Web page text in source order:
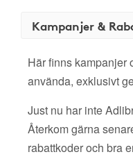
Kampanjer &
Här finns kampanjer
använda, exklusivt
Just nu har inte
Återkom gärna
rabattkoder och bra